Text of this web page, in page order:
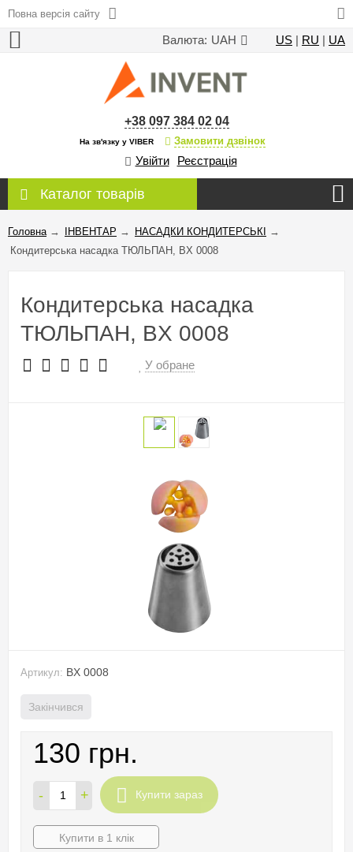
Повна версія сайту
Валюта: UAH US | RU | UA
+38 097 384 02 04
На зв'язку у VIBER Замовити дзвінок
Увійти Реєстрація
Каталог товарів
Головна → ІНВЕНТАР → НАСАДКИ КОНДИТЕРСЬКІ
→
Кондитерська насадка ТЮЛЬПАН, BX 0008
Кондитерська насадка
ТЮЛЬПАН, BX 0008
У обране
Артикул: BX 0008
Закінчився
130 грн.
- + Купити зараз
Купити в 1 клік